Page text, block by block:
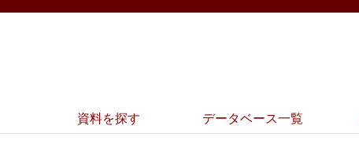
資料を探す データベース一覧